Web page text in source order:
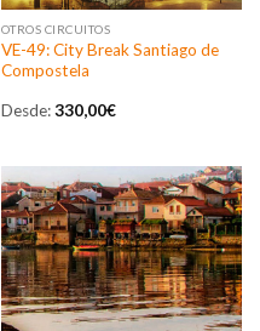
OTROS CIRCUITOS
VE-49: City Break Santiago de
Compostela
Desde:330,00€